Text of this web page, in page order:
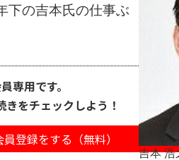
吉本 浩
下の吉本氏の仕事ぶ
専用です。
をチェックしよう！
員登録をする（無料）